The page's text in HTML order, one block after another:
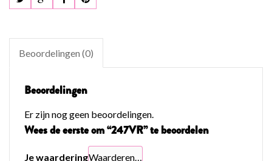
Beoordelingen (0)
Beoordelingen
Er zijn nog geen beoordelingen.
Wees de eerste om “247VR” te beoordelen
Je waardering